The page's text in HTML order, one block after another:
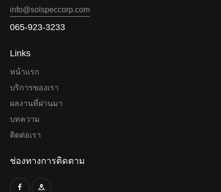
info@solspeccorp.com
065-923-3233
Links
หน้าแรก
บริการของเรา
ผลงานที่ผ่านมา
บทความ
ติดต่อเรา
ช่องทางการติดตาม